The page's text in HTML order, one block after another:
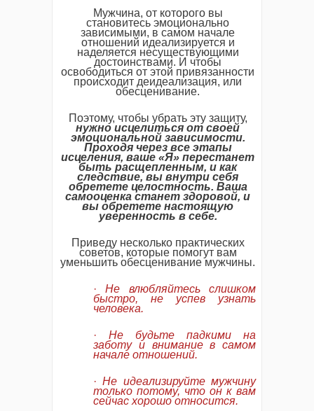
Мужчина, от которого вы
становитесь эмоционально
зависимыми, в самом начале
отношений идеализируется и
наделяется несуществующими
достоинствами. И чтобы
освободиться от этой привязанности
происходит деидеализация, или
обесценивание.
Поэтому, чтобы убрать эту защиту,
нужно исцелиться от своей
эмоциональной зависимости.
Проходя через все этапы
исцеления, ваше «Я» перестанет
быть расщепленным, и как
следствие, вы внутри себя
обретете целостность. Ваша
самооценка станет здоровой, и
вы обретете настоящую
уверенность в себе.
Приведу несколько практических
советов, которые помогут вам
уменьшить обесценивание мужчины.
·Не влюбляйтесь слишком
быстро, не успев узнать
человека.
· Не будьте падкими на
заботу и внимание в самом
начале отношений.
·Не идеализируйте мужчину
только потому, что он к вам
сейчас хорошо относится.